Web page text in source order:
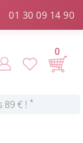
01 30 09 14 90
0
!
!
89 € ! *